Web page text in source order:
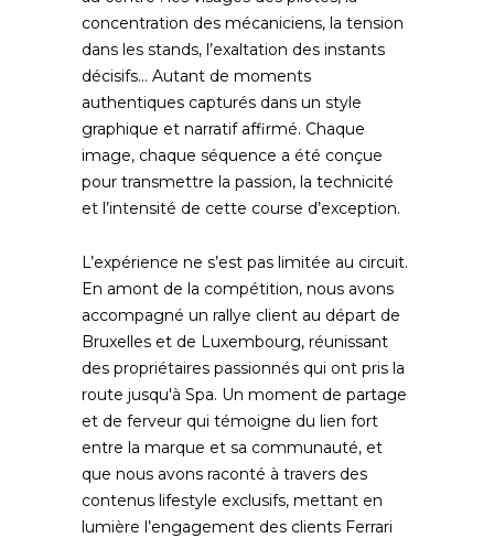
concentration des mécaniciens, la tension
dans les stands, l’exaltation des instants
décisifs… Autant de moments
authentiques capturés dans un style
graphique et narratif affirmé. Chaque
image, chaque séquence a été conçue
pour transmettre la passion, la technicité
et l’intensité de cette course d’exception.
L’expérience ne s’est pas limitée au circuit.
En amont de la compétition, nous avons
accompagné un rallye client au départ de
Bruxelles et de Luxembourg, réunissant
des propriétaires passionnés qui ont pris la
route jusqu'à Spa. Un moment de partage
et de ferveur qui témoigne du lien fort
entre la marque et sa communauté, et
que nous avons raconté à travers des
contenus lifestyle exclusifs, mettant en
lumière l’engagement des clients Ferrari